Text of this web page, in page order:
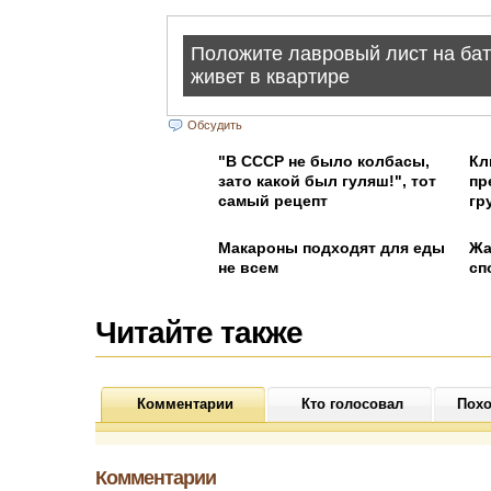
Обсудить
"В СССР не было колбасы,
зато какой был гуляш!", тот
самый рецепт
Макароны подходят для еды
не всем
Читайте также
Комментарии Кто голосовал
Комментарии